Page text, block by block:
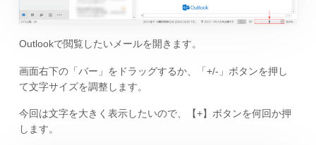
Outlookで閲覧したいメールを開きます。
画面右下の「バー」をドラッグするか、「+/-」ボタンを押し
て文字サイズを調整します。
今回は文字を大きく表示したいので、【+】ボタンを何回か押
します。